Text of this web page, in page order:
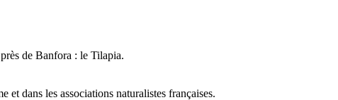
de Banfora : le Tilapia.
et dans les associations naturalistes françaises.